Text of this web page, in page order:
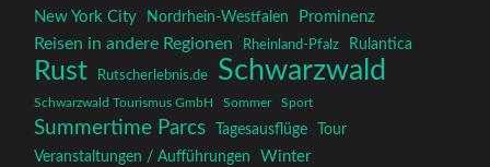
New York City Nordrhein-Westfalen Prominenz
Reisen in andere Regionen Rheinland-Pfalz Rulantica
Rust Rutscherlebnis.de Schwarzwald
Schwarzwald Tourismus GmbH Sommer Sport
Summertime Parcs Tagesausflüge
Tour
Veranstaltungen / Aufführungen
Winter